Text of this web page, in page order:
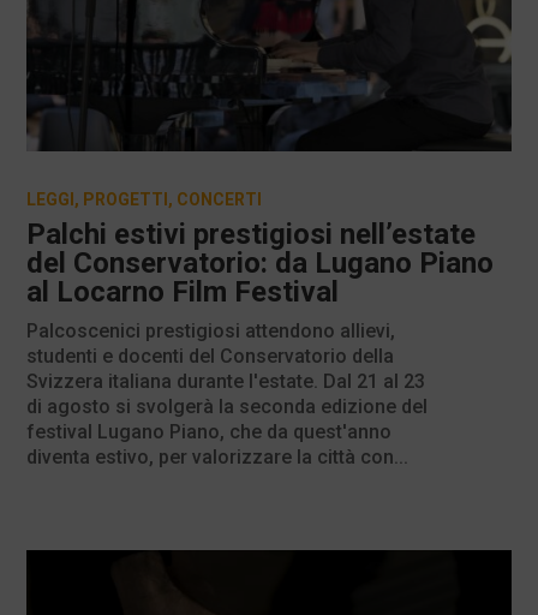
Palchi estivi prestigiosi nell’estate
del Conservatorio: da Lugano Piano
al Locarno Film Festival
LEGGI , PROGETTI , CONCERTI
Palcoscenici prestigiosi attendono allievi,
studenti e docenti del Conservatorio della
Svizzera italiana durante l'estate. Dal 21 al 23
di agosto si svolgerà la seconda edizione del
festival Lugano Piano, che da quest'anno
diventa estivo, per valorizzare la città con...